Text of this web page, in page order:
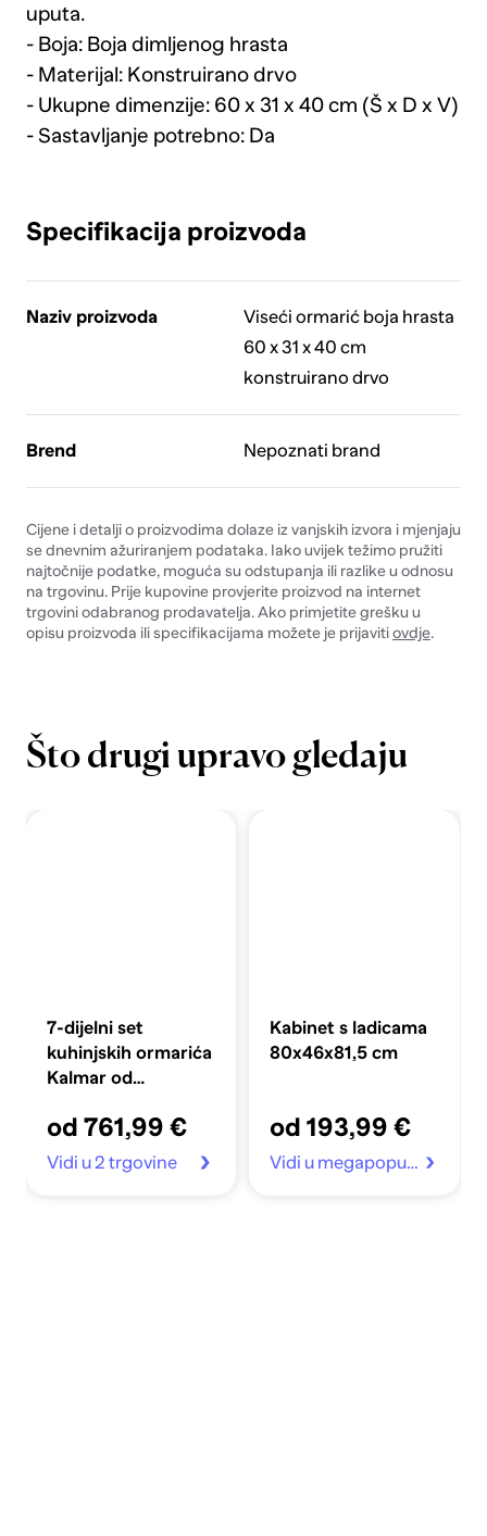
uputa.
- Boja: Boja dimljenog hrasta
- Materijal: Konstruirano drvo
- Ukupne dimenzije: 60 x 31 x 40 cm (Š x D x V)
- Sastavljanje potrebno: Da
Specifikacija proizvoda
Naziv proizvoda
Viseći ormarić boja hrasta
60 x 31 x 40 cm
konstruirano drvo
Brend Nepoznati brand
Cijene i detalji o proizvodima dolaze iz vanjskih izvora i mjenjaju
se dnevnim ažuriranjem podataka. Iako uvijek težimo pružiti
najtočnije podatke, moguća su odstupanja ili razlike u odnosu
na trgovinu. Prije kupovine provjerite proizvod na internet
trgovini odabranog prodavatelja. Ako primjetite grešku u
opisu proizvoda ili specifikacijama možete je prijavitiovdje.
Što drugi upravo gledaju
7-dijelni set
kuhinjskih ormarića
Kalmar od
od 761,99 €
Vidi u 2 trgovine
Kabinet s ladicama
80x46x81,5 cm
od 193,99 €
Vidi u megapopust.hr